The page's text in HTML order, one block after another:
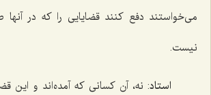
می‌خواستند دفع کنند قضایایی را که در
نیست.
استاد: نه، آن کسانی که آمده‌اند و این